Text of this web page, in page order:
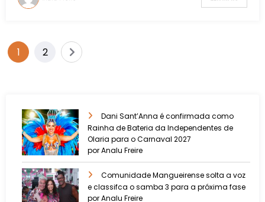
1 2
Dani Sant’Anna é confirmada como
Rainha de Bateria da Independentes de
Olaria para o Carnaval 2027
por Analu Freire
Comunidade Mangueirense solta a voz
e classifca o samba 3 para a próxima fase
por Analu Freire